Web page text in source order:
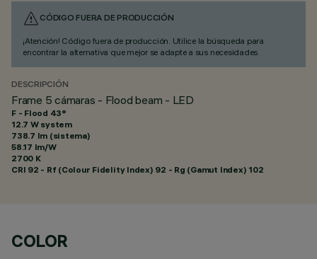
CÓDIGO FUERA DE PRODUCCIÓN
¡Atención! Código fuera de producción. Utilice la búsqueda para
encontrar la alternativa que mejor se adapte a sus necesidades.
DESCRIPCIÓN
Frame 5 cámaras - Flood beam - LED
F - Flood 43°
12.7 W system
738.7 lm (sistema)
58.17 lm/W
2700 K
CRI 92 - Rf (Colour Fidelity Index) 92 - Rg (Gamut Index) 102
COLOR